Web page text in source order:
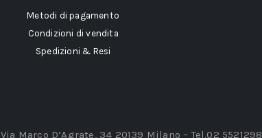
Metodi di pagamento
Condizioni di vendita
Spedizioni & Resi
Via Marco D’Agrate, 34 20139 Milano – Tel.02